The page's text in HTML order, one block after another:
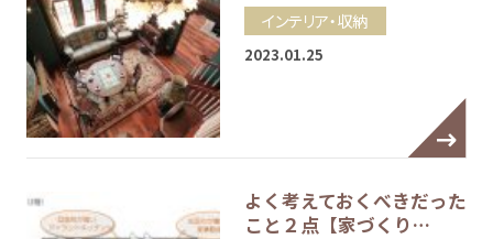
インテリア・収納
2023.01.25
よく考えておくべきだった
こと２点【家づくり…